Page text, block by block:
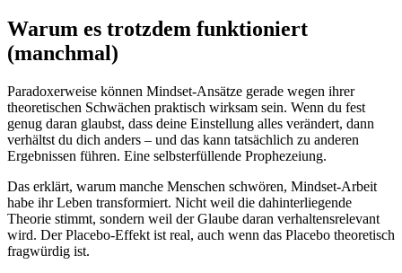
Warum es trotzdem funktioniert
(manchmal)
Paradoxerweise können Mindset-Ansätze gerade wegen ihrer
theoretischen Schwächen praktisch wirksam sein. Wenn du fest
genug daran glaubst, dass deine Einstellung alles verändert, dann
verhältst du dich anders – und das kann tatsächlich zu anderen
Ergebnissen führen. Eine selbsterfüllende Prophezeiung.
Das erklärt, warum manche Menschen schwören, Mindset-Arbeit
habe ihr Leben transformiert. Nicht weil die dahinterliegende
Theorie stimmt, sondern weil der Glaube daran verhaltensrelevant
wird. Der Placebo-Effekt ist real, auch wenn das Placebo theoretisch
fragwürdig ist.